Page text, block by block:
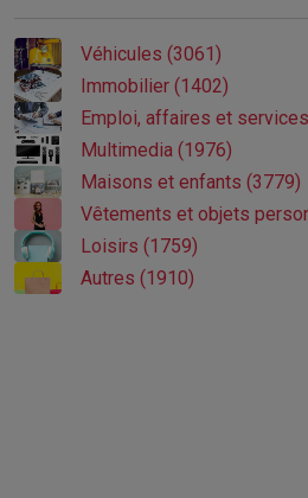
Véhicules (3061)
Immobilier (1402)
Emploi, affaires et
Multimedia (1976)
Maisons et enfants (3779)
Vêtements et objets
Loisirs (1759)
Autres (1910)